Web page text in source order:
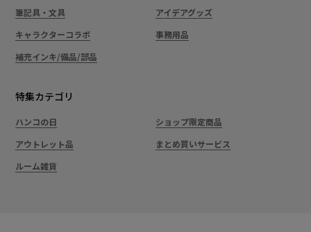
筆記具・文具
アイデアグッズ
キャラクターコラボ
事務用品
補充インキ/備品/部品
特集カテゴリ
ハンコの日
ショップ限定商品
アウトレット品
まとめ買いサービス
ルーム雑貨